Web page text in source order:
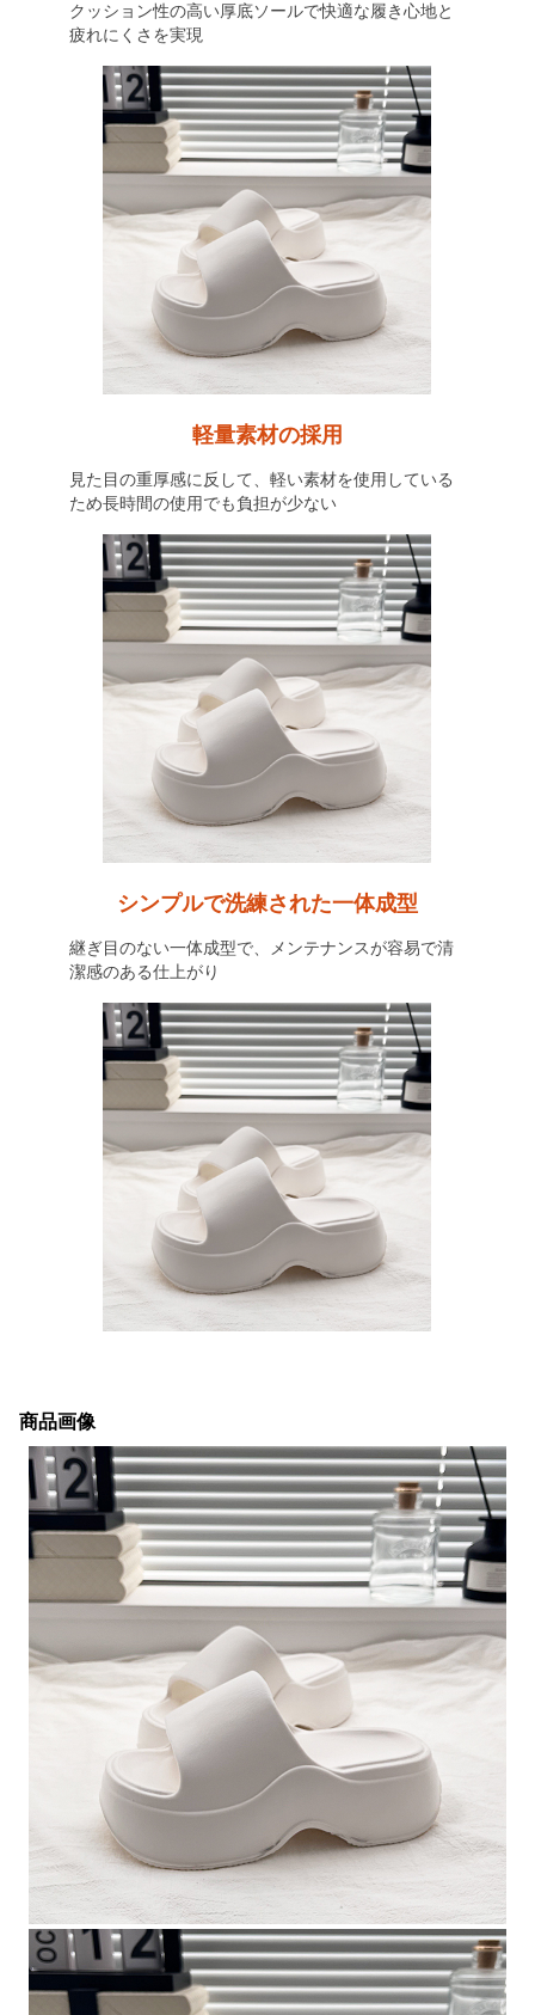
クッション性の高い厚底ソールで快適な履き心地と
疲れにくさを実現
軽量素材の採用
見た目の重厚感に反して、軽い素材を使用している
ため長時間の使用でも負担が少ない
シンプルで洗練された一体成型
継ぎ目のない一体成型で、メンテナンスが容易で清
潔感のある仕上がり
商品画像